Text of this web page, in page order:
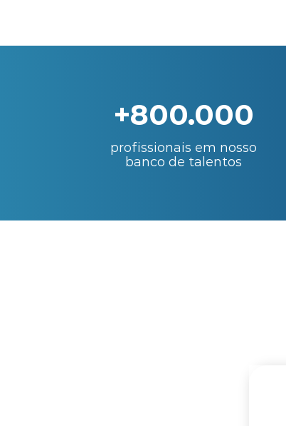
+800.000
profissionais em nosso
banco de talentos